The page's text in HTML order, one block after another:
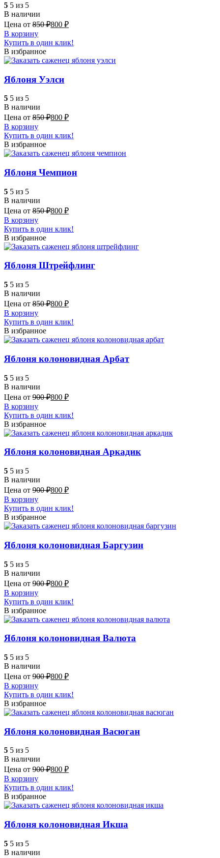
5 5 из 5
В наличии
Цена от 850₽800 ₽
В корзину
Купить в один клик!
В избранное
Яблоня Уэлси
5 5 из 5
В наличии
Цена от 850₽800 ₽
В корзину
Купить в один клик!
В избранное
Яблоня Чемпион
5 5 из 5
В наличии
Цена от 850₽800 ₽
В корзину
Купить в один клик!
В избранное
Яблоня Штрейфлинг
5 5 из 5
В наличии
Цена от 850₽800 ₽
В корзину
Купить в один клик!
В избранное
Яблоня колоновидная Арбат
5 5 из 5
В наличии
Цена от 900₽800 ₽
В корзину
Купить в один клик!
В избранное
Яблоня колоновидная Аркадик
5 5 из 5
В наличии
Цена от 900₽800 ₽
В корзину
Купить в один клик!
В избранное
Яблоня колоновидная Баргузин
5 5 из 5
В наличии
Цена от 900₽800 ₽
В корзину
Купить в один клик!
В избранное
Яблоня колоновидная Валюта
5 5 из 5
В наличии
Цена от 900₽800 ₽
В корзину
Купить в один клик!
В избранное
Яблоня колоновидная Васюган
5 5 из 5
В наличии
Цена от 900₽800 ₽
В корзину
Купить в один клик!
В избранное
Яблоня колоновидная Икша
5 5 из 5
В наличии